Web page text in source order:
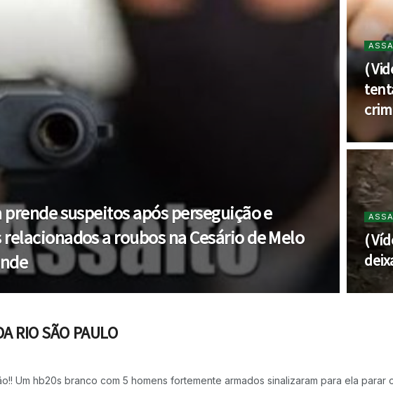
prende suspeitos após perseguição e
a roubos na Cesário de Melo
(
(
RIO SÃO PAULO
Um hb20s branco com 5 homens fortemente armados sinalizaram para ela parar